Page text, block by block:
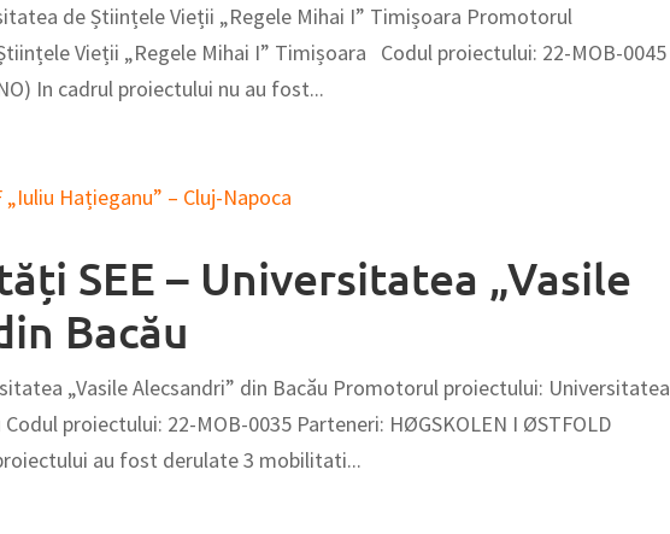
de Științele Vieții „Regele Mihai I” Timișoara Promotorul
Vieții „Regele Mihai I” Timișoara Codul proiectului: 22-MOB-0045
In cadrul proiectului nu au fost...
SEE – Universitatea „Vasile
Bacău
„Vasile Alecsandri” din Bacău Promotorul proiectului: Universitatea
Codul proiectului: 22-MOB-0035 Parteneri: HØGSKOLEN I ØSTFOLD
au fost derulate 3 mobilitati...